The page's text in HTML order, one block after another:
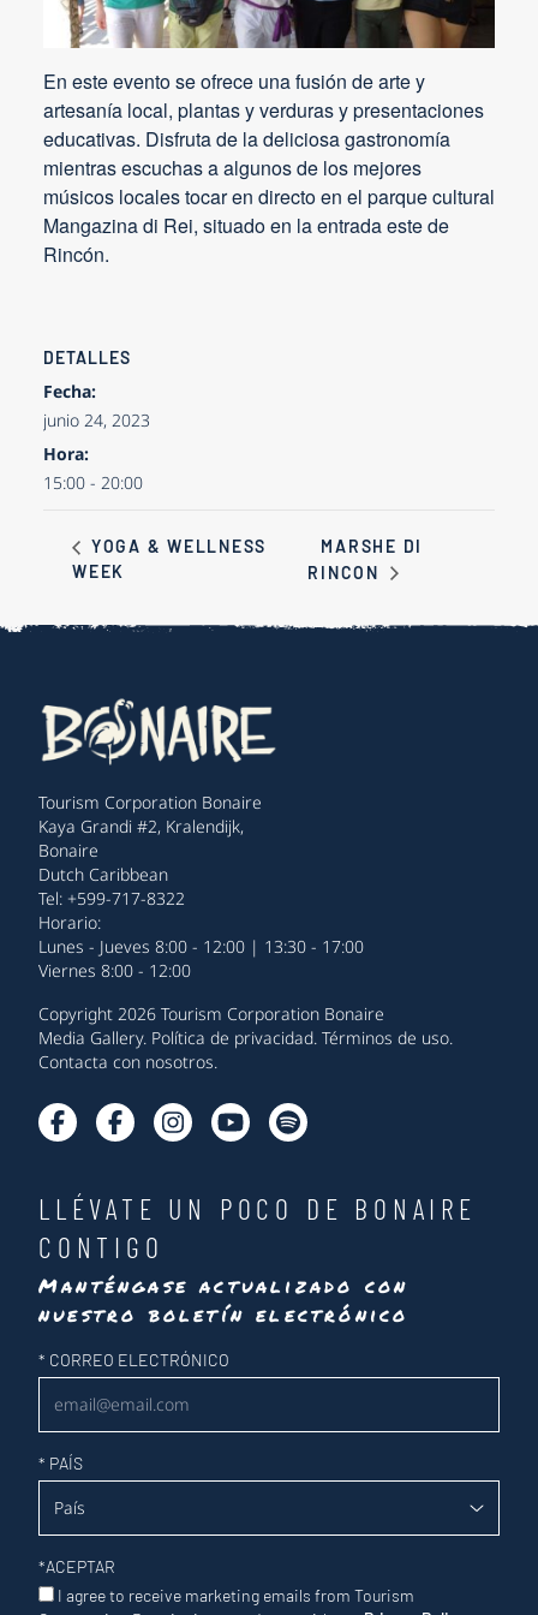
En este evento se ofrece una fusión de arte y
artesanía local, plantas y verduras y presentaciones
educativas. Disfruta de la deliciosa gastronomía
mientras escuchas a algunos de los mejores
músicos locales tocar en directo en el parque cultural
Mangazina di Rei, situado en la entrada este de
Rincón.
DETALLES
Fecha:
junio 24, 2023
Hora:
15:00 - 20:00
YOGA & WELLNESS
WEEK
MARSHE DI
RINCON
Tourism Corporation Bonaire
Kaya Grandi #2, Kralendijk,
Bonaire
Dutch Caribbean
Tel: +599-717-8322
Horario:
Lunes - Jueves 8:00 - 12:00 | 13:30 - 17:00
Viernes 8:00 - 12:00
Copyright 2026 Tourism Corporation Bonaire
Media Gallery. Política de privacidad. Términos de uso.
Contacta con nosotros.
LLÉVATE UN POCO DE BONAIRE
CONTIGO
Manténgase actualizado con
nuestro boletín electrónico
Newsletter
* CORREO ELECTRÓNICO
* PAÍS
*ACEPTAR
I agree to receive marketing emails from Tourism